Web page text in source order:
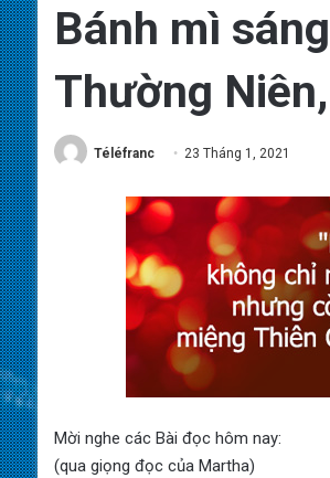
Bánh mì
Thường
Téléfranc 23 Tháng 1, 2021
Mời nghe các Bài đọc hôm nay:
(qua giọng đọc của Martha)